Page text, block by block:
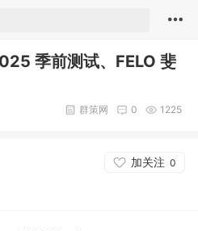
季前测试、FELO 斐
1225
0
群策网
加关注 0